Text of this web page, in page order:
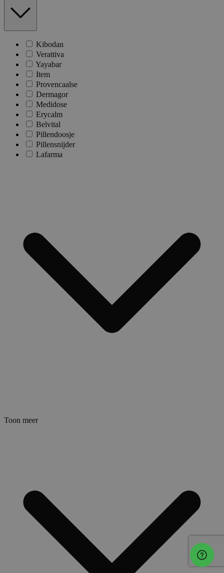
Kibodan
Verattiva
Yayabar
Item
Provencaalse
Dermagor
Medidose
Erycalm
Belvital
Pillendoosje
Pillensnijder
Lafarma
Toon meer